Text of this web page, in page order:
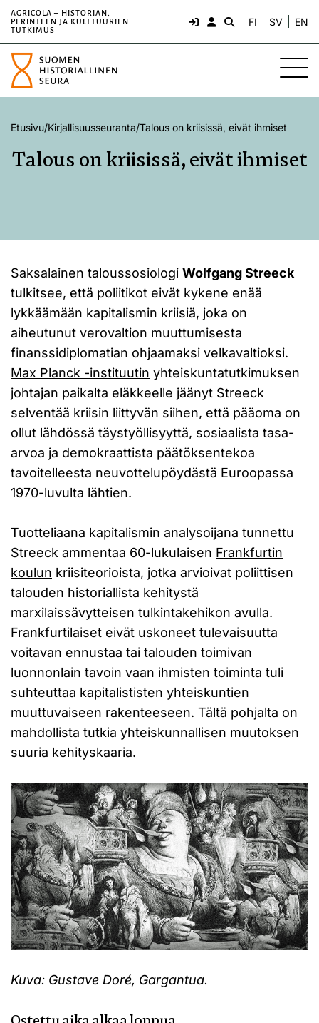
AGRICOLA – HISTORIAN,
PERINTEEN JA KULTTUURIEN
TUTKIMUS
FI SV EN
Etusivu/Kirjallisuusseuranta/Talous on kriisissä, eivät ihmiset
Talous on kriisissä, eivät ihmiset
Saksalainen taloussosiologi Wolfgang Streeck
tulkitsee, että poliitikot eivät kykene enää
lykkäämään kapitalismin kriisiä, joka on
aiheutunut verovaltion muuttumisesta
finanssidiplomatian ohjaamaksi velkavaltioksi.
Max Planck -instituutin yhteiskuntatutkimuksen
johtajan paikalta eläkkeelle jäänyt Streeck
selventää kriisin liittyvän siihen, että pääoma on
ollut lähdössä täystyöllisyyttä, sosiaalista tasa-
arvoa ja demokraattista päätöksentekoa
tavoitelleesta neuvottelupöydästä Euroopassa
1970-luvulta lähtien.
Tuotteliaana kapitalismin analysoijana tunnettu
Streeck ammentaa 60-lukulaisen Frankfurtin
koulun kriisiteorioista, jotka arvioivat poliittisen
talouden historiallista kehitystä
marxilaissävytteisen tulkintakehikon avulla.
Frankfurtilaiset eivät uskoneet tulevaisuutta
voitavan ennustaa tai talouden toimivan
luonnonlain tavoin vaan ihmisten toiminta tuli
suhteuttaa kapitalististen yhteiskuntien
muuttuvaiseen rakenteeseen. Tältä pohjalta on
mahdollista tutkia yhteiskunnallisen muutoksen
suuria kehityskaaria.
Kuva: Gustave Doré, Gargantua.